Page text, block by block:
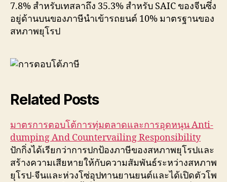
7.8% สำหรับเทสลาถึง 35.3% สำหรับ SAIC ของจีนซึ่ง
อยู่ด้านบนของภาษีนำเข้ารถยนต์ 10% มาตรฐานของ
สหภาพยุโรป
Related Posts
มาตรการตอบโต้การทุ่มตลาดและการอุดหนุน Anti-
dumping And Countervailing Responsibility
ปักกิ่งได้เรียกว่าการปกป้องภาษีของสหภาพยุโรปและ
สร้างความเสียหายให้กับความสัมพันธ์ระหว่างสหภาพ
ยุโรป-จีนและห่วงโซ่อุปทานยานยนต์และได้เปิดตัวโพ